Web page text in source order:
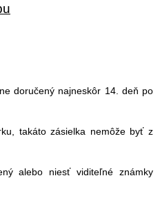
doručený najneskôr 14. deň po
takáto zásielka nemôže byť z
alebo niesť viditeľné známky